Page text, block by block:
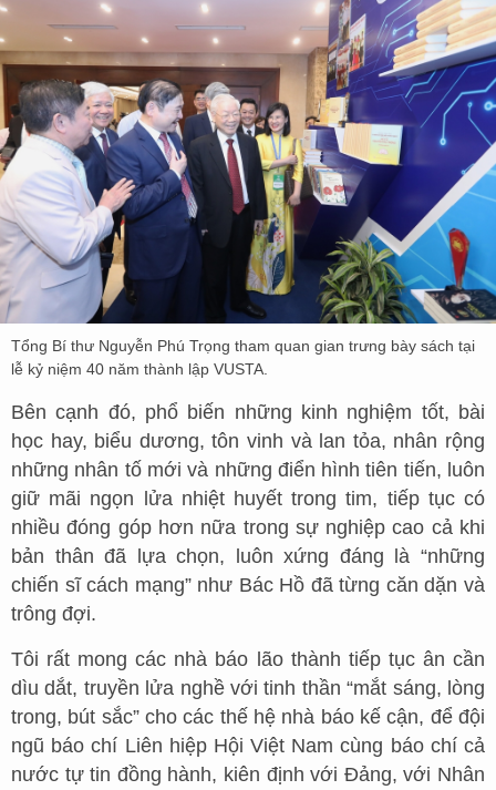
Tổng Bí thư Nguyễn Phú Trọng tham quan gian trưng bày sách tại
lễ kỷ niệm 40 năm thành lập VUSTA.
Bên cạnh đó, phổ biến những kinh nghiệm tốt, bài
học hay, biểu dương, tôn vinh và lan tỏa, nhân rộng
những nhân tố mới và những điển hình tiên tiến, luôn
giữ mãi ngọn lửa nhiệt huyết trong tim, tiếp tục có
nhiều đóng góp hơn nữa trong sự nghiệp cao cả khi
bản thân đã lựa chọn, luôn xứng đáng là “những
chiến sĩ cách mạng” như Bác Hồ đã từng căn dặn và
trông đợi.
Tôi rất mong các nhà báo lão thành tiếp tục ân cần
dìu dắt, truyền lửa nghề với tinh thần “mắt sáng, lòng
trong, bút sắc” cho các thế hệ nhà báo kế cận, để đội
ngũ báo chí Liên hiệp Hội Việt Nam cùng báo chí cả
nước tự tin đồng hành, kiên định với Đảng, với Nhân